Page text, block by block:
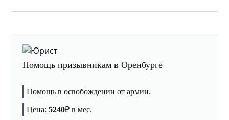
Помощь призывникам в Оренбурге
Помощь в освобождении от армии.
Цена: 5240₽ в мес.